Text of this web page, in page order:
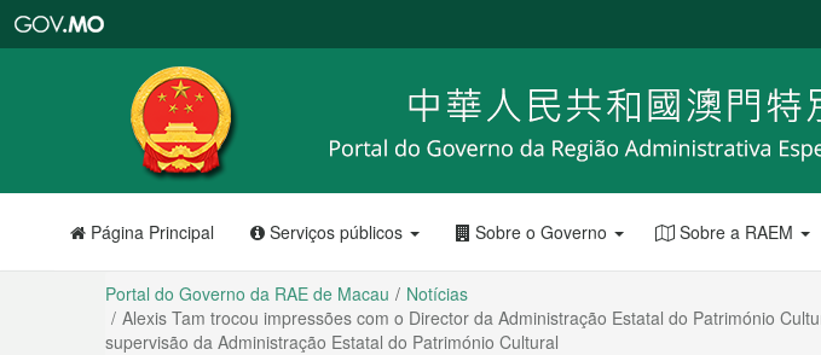
RAE
de
Macau
Página Principal Serviços públicos Sobre o Governo Sobre a RAEM
Portal do Governo da RAE de Macau
Notícias
Alexis Tam trocou impressões com o Director da Administração Estatal do Património
supervisão da Administração Estatal do Património Cultural